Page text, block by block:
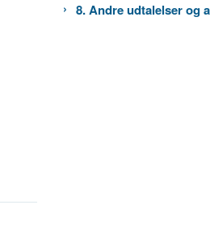
8. Andre udtalelser og